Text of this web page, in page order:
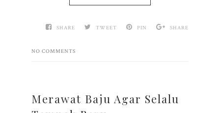
SHARE TWEET PIN SHARE
NO COMMENTS
Merawat Baju Agar Selalu